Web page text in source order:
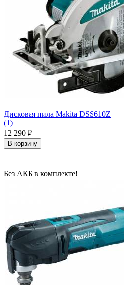
Дисковая пила Makita DSS610Z
(1)
12 290 ₽
В корзину
Без АКБ в комплекте!